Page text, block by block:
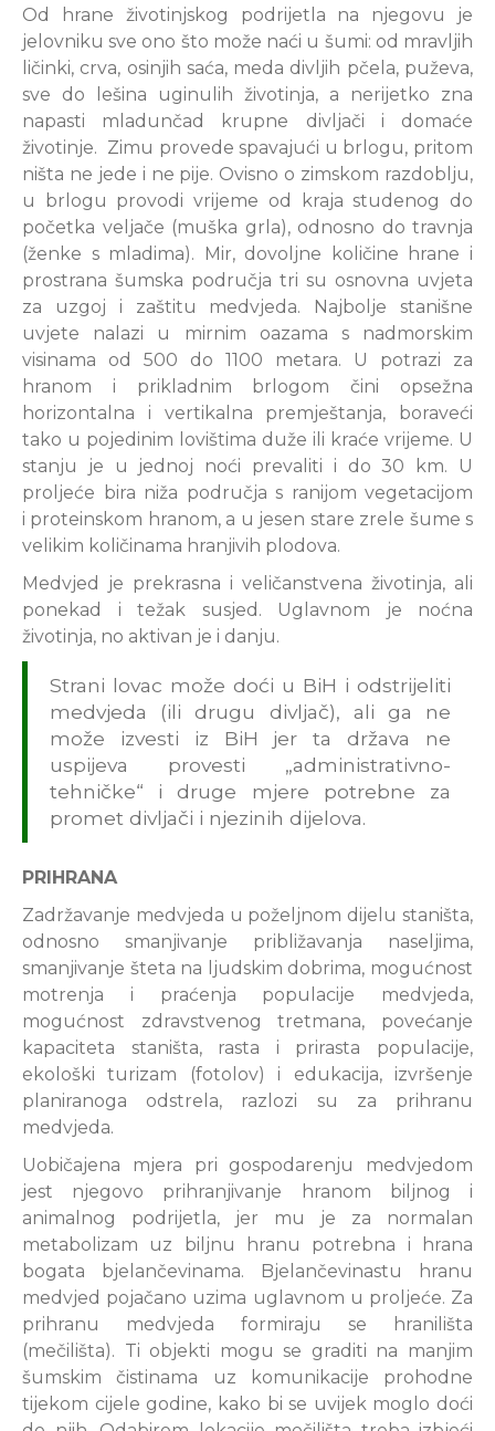
Od hrane životinjskog podrijetla na njegovu je
jelovniku sve ono što može naći u šumi: od mravljih
ličinki, crva, osinjih saća, meda divljih pčela, puževa,
sve do lešina uginulih životinja, a nerijetko zna
napasti mladunčad krupne divljači i domaće
životinje. Zimu provede spavajući u brlogu, pritom
ništa ne jede i ne pije. Ovisno o zimskom razdoblju,
u brlogu provodi vrijeme od kraja studenog do
početka veljače (muška grla), odnosno do travnja
(ženke s mladima). Mir, dovoljne količine hrane i
prostrana šumska područja tri su osnovna uvjeta
za uzgoj i zaštitu medvjeda. Najbolje stanišne
uvjete nalazi u mirnim oazama s nadmorskim
visinama od 500 do 1100 metara. U potrazi za
hranom i prikladnim brlogom čini opsežna
horizontalna i vertikalna premještanja, boraveći
tako u pojedinim lovištima duže ili kraće vrijeme. U
stanju je u jednoj noći prevaliti i do 30 km. U
proljeće bira niža područja s ranijom vegetacijom
i proteinskom hranom, a u jesen stare zrele šume s
velikim količinama hranjivih plodova.
Medvjed je prekrasna i veličanstvena životinja, ali
ponekad i težak susjed. Uglavnom je noćna
životinja, no aktivan je i danju.
Strani lovac može doći u BiH i odstrijeliti
medvjeda (ili drugu divljač), ali ga ne
može izvesti iz BiH jer ta država ne
uspijeva provesti „administrativno-
tehničke“ i druge mjere potrebne za
promet divljači i njezinih dijelova.
PRIHRANA
Zadržavanje medvjeda u poželjnom dijelu staništa,
odnosno smanjivanje približavanja naseljima,
smanjivanje šteta na ljudskim dobrima, mogućnost
motrenja i praćenja populacije medvjeda,
mogućnost zdravstvenog tretmana, povećanje
kapaciteta staništa, rasta i prirasta populacije,
ekološki turizam (fotolov) i edukacija, izvršenje
planiranoga odstrela, razlozi su za prihranu
medvjeda.
Uobičajena mjera pri gospodarenju medvjedom
jest njegovo prihranjivanje hranom biljnog i
animalnog podrijetla, jer mu je za normalan
metabolizam uz biljnu hranu potrebna i hrana
bogata bjelančevinama. Bjelančevinastu hranu
medvjed pojačano uzima uglavnom u proljeće. Za
prihranu medvjeda formiraju se hranilišta
(mečilišta). Ti objekti mogu se graditi na manjim
šumskim čistinama uz komunikacije prohodne
tijekom cijele godine, kako bi se uvijek moglo doći